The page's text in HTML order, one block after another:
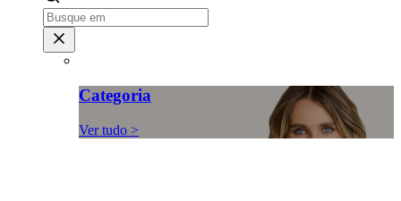
Categoria
Ver tudo >